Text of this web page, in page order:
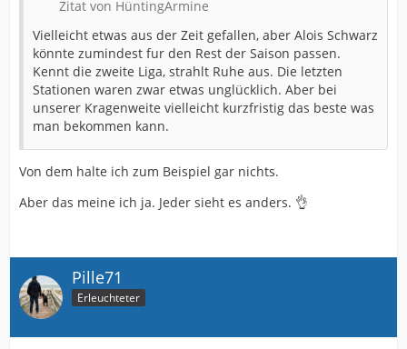
Zitat von HüntingArmine
Vielleicht etwas aus der Zeit gefallen, aber Alois Schwarz
könnte zumindest fur den Rest der Saison passen.
Kennt die zweite Liga, strahlt Ruhe aus. Die letzten
Stationen waren zwar etwas unglücklich. Aber bei
unserer Kragenweite vielleicht kurzfristig das beste was
man bekommen kann.
Von dem halte ich zum Beispiel gar nichts.
Aber das meine ich ja. Jeder sieht es anders. 👌
Pille71
Erleuchteter